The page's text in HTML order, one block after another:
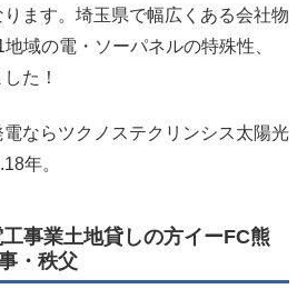
ます。埼玉県で幅広くある会社物
域の電・ソーパネルの特殊性、
た！
ならツクノステクリンシス太陽光
年。
事業土地貸しの方イーFC熊
・秩父